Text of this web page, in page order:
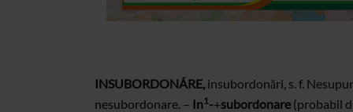
INSUBORDONÁRE, insubordonări, s. f.
nesubordonare. – In1-+subordonare (probabil